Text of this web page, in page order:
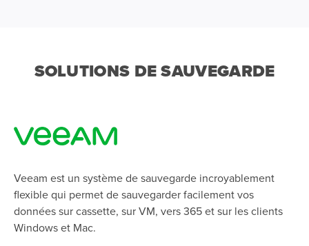
SOLUTIONS DE SAUVEGARDE
Veeam est un système de sauvegarde incroyablement
flexible qui permet de sauvegarder facilement vos
données sur cassette, sur VM, vers 365 et sur les clients
Windows et Mac.